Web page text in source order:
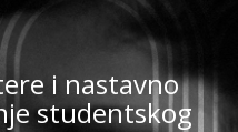
i nastavno
studentskog